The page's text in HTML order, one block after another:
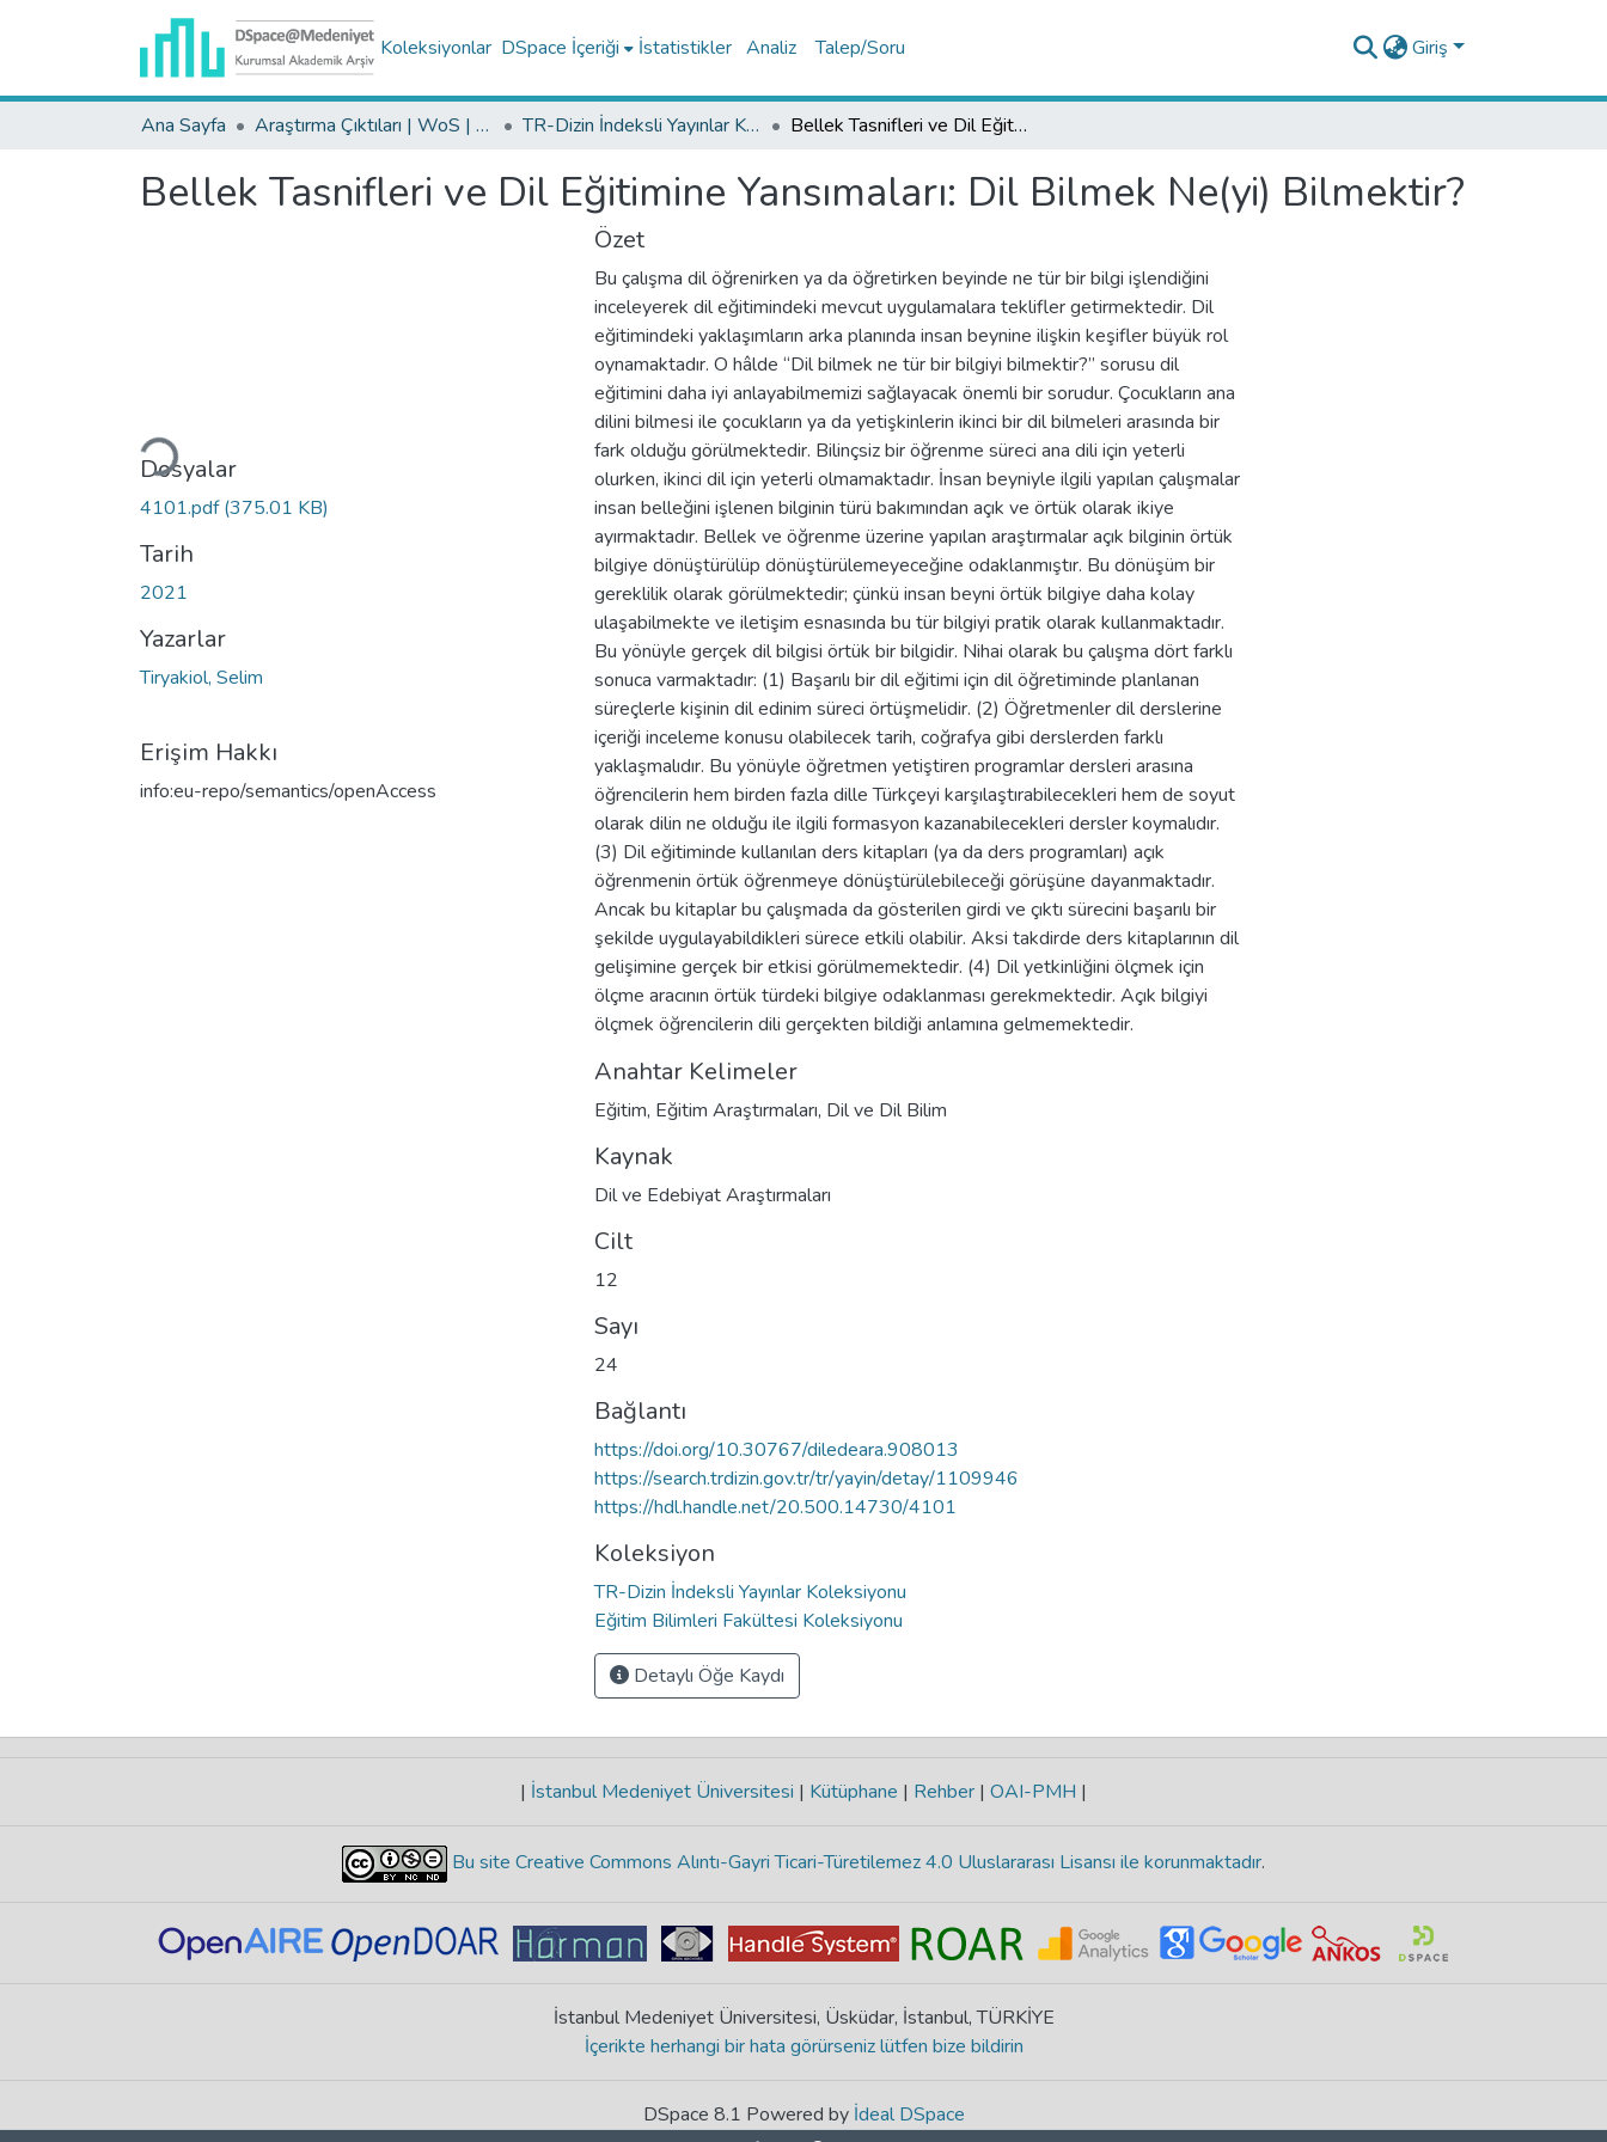
Koleksiyonlar DSpace İçeriği İstatistikler Analiz Talep/Soru Giriş
Ana Sayfa Araştırma Çıktıları | WoS | Scopus | TR-Dizin | PubMed TR-Dizin İndeksli Yayınlar Koleksiyonu Bellek Tasnifleri ve Dil Eğitimine Yansımaları: Dil Bilmek Ne(yi) Bilmektir?
Bellek Tasnifleri ve Dil Eğitimine Yansımaları: Dil Bilmek Ne(yi) Bilmektir?
Yükleniyor...
Dosyalar
4101.pdf(375.01 KB)
Tarih
2021
Yazarlar
Tiryakiol, Selim
Erişim Hakkı
info:eu-repo/semantics/openAccess
Özet
Bu çalışma dil öğrenirken ya da öğretirken beyinde ne tür bir bilgi işlendiğini
inceleyerek dil eğitimindeki mevcut uygulamalara teklifler getirmektedir. Dil
eğitimindeki yaklaşımların arka planında insan beynine ilişkin keşifler büyük rol
oynamaktadır. O hâlde “Dil bilmek ne tür bir bilgiyi bilmektir?” sorusu dil
eğitimini daha iyi anlayabilmemizi sağlayacak önemli bir sorudur. Çocukların ana
dilini bilmesi ile çocukların ya da yetişkinlerin ikinci bir dil bilmeleri arasında bir
fark olduğu görülmektedir. Bilinçsiz bir öğrenme süreci ana dili için yeterli
olurken, ikinci dil için yeterli olmamaktadır. İnsan beyniyle ilgili yapılan çalışmalar
insan belleğini işlenen bilginin türü bakımından açık ve örtük olarak ikiye
ayırmaktadır. Bellek ve öğrenme üzerine yapılan araştırmalar açık bilginin örtük
bilgiye dönüştürülüp dönüştürülemeyeceğine odaklanmıştır. Bu dönüşüm bir
gereklilik olarak görülmektedir; çünkü insan beyni örtük bilgiye daha kolay
ulaşabilmekte ve iletişim esnasında bu tür bilgiyi pratik olarak kullanmaktadır.
Bu yönüyle gerçek dil bilgisi örtük bir bilgidir. Nihai olarak bu çalışma dört farklı
sonuca varmaktadır: (1) Başarılı bir dil eğitimi için dil öğretiminde planlanan
süreçlerle kişinin dil edinim süreci örtüşmelidir. (2) Öğretmenler dil derslerine
içeriği inceleme konusu olabilecek tarih, coğrafya gibi derslerden farklı
yaklaşmalıdır. Bu yönüyle öğretmen yetiştiren programlar dersleri arasına
öğrencilerin hem birden fazla dille Türkçeyi karşılaştırabilecekleri hem de soyut
olarak dilin ne olduğu ile ilgili formasyon kazanabilecekleri dersler koymalıdır.
(3) Dil eğitiminde kullanılan ders kitapları (ya da ders programları) açık
öğrenmenin örtük öğrenmeye dönüştürülebileceği görüşüne dayanmaktadır.
Ancak bu kitaplar bu çalışmada da gösterilen girdi ve çıktı sürecini başarılı bir
şekilde uygulayabildikleri sürece etkili olabilir. Aksi takdirde ders kitaplarının dil
gelişimine gerçek bir etkisi görülmemektedir. (4) Dil yetkinliğini ölçmek için
ölçme aracının örtük türdeki bilgiye odaklanması gerekmektedir. Açık bilgiyi
ölçmek öğrencilerin dili gerçekten bildiği anlamına gelmemektedir.
Anahtar Kelimeler
Eğitim, Eğitim Araştırmaları, Dil ve Dil Bilim
Kaynak
Dil ve Edebiyat Araştırmaları
Cilt
12
Sayı
24
Bağlantı
https://doi.org/10.30767/diledeara.908013
https://search.trdizin.gov.tr/tr/yayin/detay/1109946
https://hdl.handle.net/20.500.14730/4101
Koleksiyon
TR-Dizin İndeksli Yayınlar Koleksiyonu
Eğitim Bilimleri Fakültesi Koleksiyonu
Detaylı Öğe Kaydı
| İstanbul Medeniyet Üniversitesi | Kütüphane | Rehber | OAI-PMH |
Bu site Creative Commons Alıntı-Gayri Ticari-Türetilemez 4.0 Uluslararası Lisansı ile korunmaktadır.
İstanbul Medeniyet Üniversitesi, Üsküdar, İstanbul, TÜRKİYE
İçerikte herhangi bir hata görürseniz lütfen bize bildirin
DSpace 8.1 Powered by İdeal DSpace